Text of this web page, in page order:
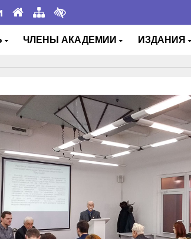
ЧЛЕНЫ АКАДЕМИИ ИЗДАНИЯ